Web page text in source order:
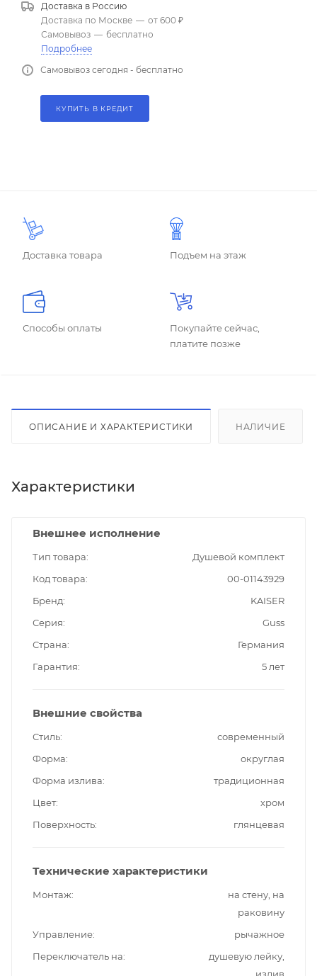
Доставка в Россию
Доставка по Москве — от 600 ₽
Самовывоз — бесплатно
Подробнее
Самовывоз сегодня - бесплатно
КУПИТЬ В КРЕДИТ
Доставка товара Подъем на этаж
Способы оплаты
Покупайте сейчас,
платите позже
ОПИСАНИЕ И ХАРАКТЕРИСТИКИ НАЛИЧИЕ
Характеристики
Внешнее исполнение
Тип товара
Душевой комплект
Код товара
00-01143929
Бренд
KAISER
Серия
Guss
Страна
Германия
Гарантия
5 лет
Внешние свойства
Стиль
современный
Форма
округлая
Форма излива
традиционная
Цвет
хром
Поверхность
глянцевая
Технические характеристики
Монтаж
на стену, на
раковину
Управление
рычажное
Переключатель на
душевую лейку,